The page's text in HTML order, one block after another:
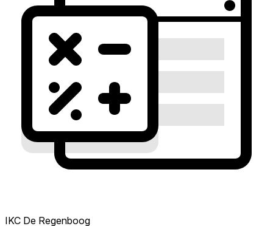
IKC De Regenboog